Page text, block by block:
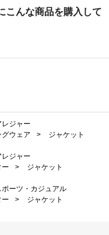
こんな商品を購入して
ジャー
ウェア >
ジャケット
ジャー
ー >
ジャケット
ポーツ・カジュアル
ー >
ジャケット